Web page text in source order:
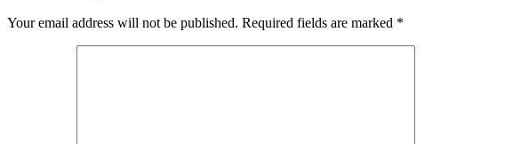
Your email address will not be published. Required fields are marked *